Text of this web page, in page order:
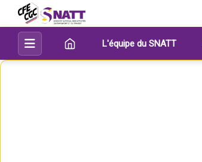
L'équipe du SNATT